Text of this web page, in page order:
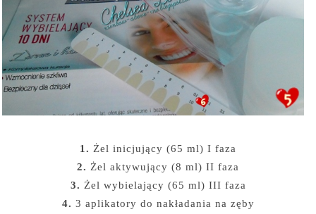
1. Żel inicjujący (65 ml) I faza
2. Żel aktywujący (8 ml) II faza
3. Żel wybielający (65 ml) III faza
4. 3 aplikatory do nakładania na zęby